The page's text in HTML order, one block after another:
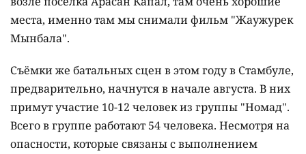
места, именно там мы снимали фильм "Жаужурек
Мынбала".
Съёмки же батальных сцен в этом году в Стамбуле,
предварительно, начнутся в начале августа. В них
примут участие 10-12 человек из группы "Номад".
Всего в группе работают 54 человека. Несмотря на
опасности, которые связаны с выполнением